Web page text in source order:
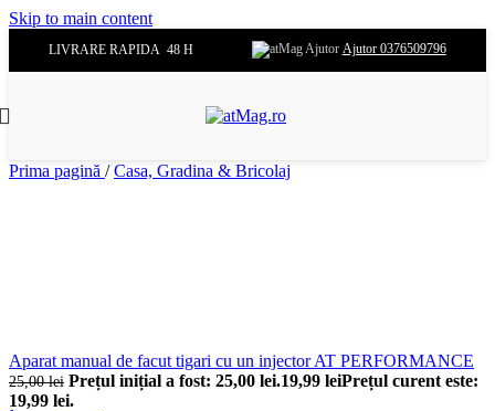
Skip to main content
LIVRARE RAPIDA 48 H Ajutor 0376509796
Prima pagină / Casa, Gradina & Bricolaj
Aparat manual de facut tigari cu un injector AT PERFORMANCE
25,00lei Prețul inițial a fost: 25,00 lei.19,99 leiPrețul curent este:
19,99 lei.